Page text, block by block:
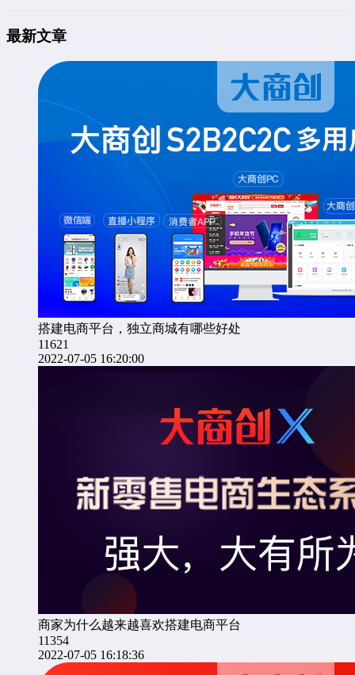
最新文章
搭建电商平台，独立商城有哪些好处
11621
2022-07-05 16:20:00
商家为什么越来越喜欢搭建电商平台
11354
2022-07-05 16:18:36